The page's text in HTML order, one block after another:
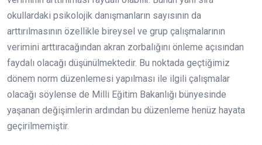
okullardaki psikolojik danışmanların sayısının da
arttırılmasının özellikle bireysel ve grup çalışmalarının
verimini arttıracağından akran zorbalığını önleme açısından
faydalı olacağı düşünülmektedir. Bu noktada geçtiğimiz
dönem norm düzenlemesi yapılması ile ilgili çalışmalar
olacağı söylense de Milli Eğitim Bakanlığı bünyesinde
yaşanan değişimlerin ardından bu düzenleme henüz hayata
geçirilmemiştir.